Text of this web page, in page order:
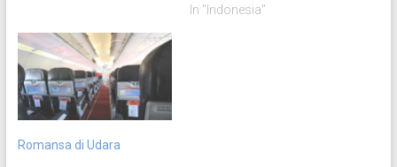
In "Indonesia"
Romansa di Udara